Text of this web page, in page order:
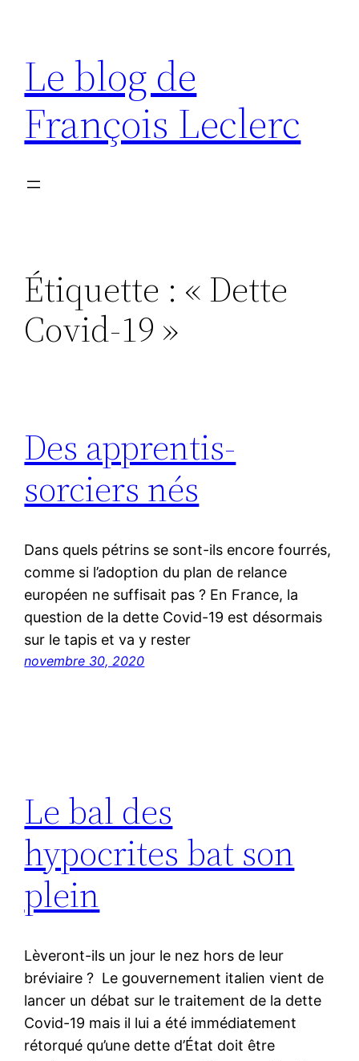
contenu
Le blog de
François Leclerc
Étiquette : « Dette
Covid-19 »
Des apprentis-
sorciers nés
Dans quels pétrins se sont-ils encore fourrés,
comme si l’adoption du plan de relance
européen ne suffisait pas ? En France, la
question de la dette Covid-19 est désormais
sur le tapis et va y rester
novembre 30, 2020
Le bal des
hypocrites bat son
plein
Lèveront-ils un jour le nez hors de leur
bréviaire ? Le gouvernement italien vient de
lancer un débat sur le traitement de la dette
Covid-19 mais il lui a été immédiatement
rétorqué qu’une dette d’État doit être